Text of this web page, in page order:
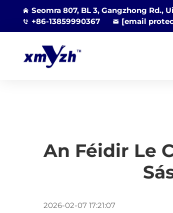
Seomra 807, BL 3, Gangzhong Rd.,
+86-13859990367
[email
An Féidir Le
2026-02-07 17:21:07